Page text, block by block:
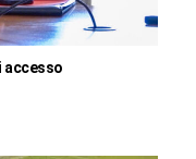
accesso